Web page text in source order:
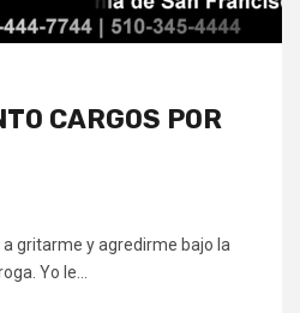
CARGOS POR
gritarme y agredirme bajo la
Yo le...